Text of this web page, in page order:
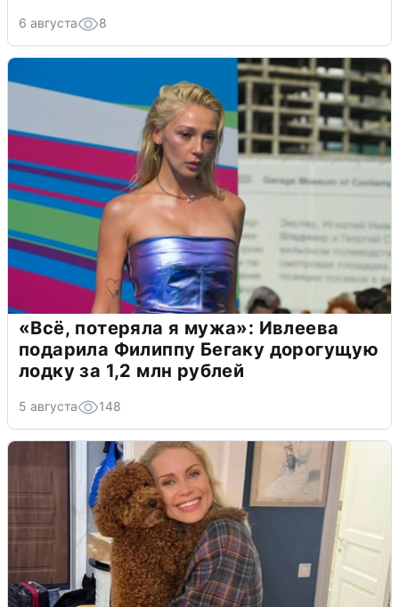
6 августа 8
«Всё, потеряла я мужа»: Ивлеева
подарила Филиппу Бегаку дорогущую
лодку за 1,2 млн рублей
5 августа 148